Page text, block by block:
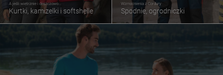
A jeśli wietrznie i deszczowo...
Kurtki, kamizelki i softshelle
Wzmocnienia z Cordury
Spodnie, ogrodniczki